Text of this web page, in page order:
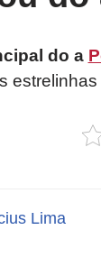
do a
Lima